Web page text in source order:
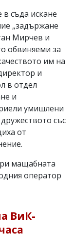
съда искане
„задържане
Мирчев и
обвиняеми за
им на
и
в отдел
и
умишлени
със
от
мащабната
оператор
ВиК-